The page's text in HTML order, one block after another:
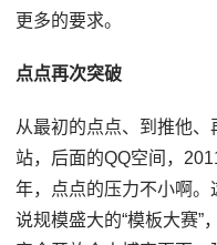
更多的要求。
点点再次突破
从最初的点点、到推他
站，后面的QQ空间，
年，点点的压力不小啊
说规模盛大的“模板大赛”